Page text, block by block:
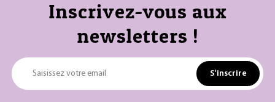
Inscrivez-vous aux
newsletters !
Saisissez votre email S'inscrire